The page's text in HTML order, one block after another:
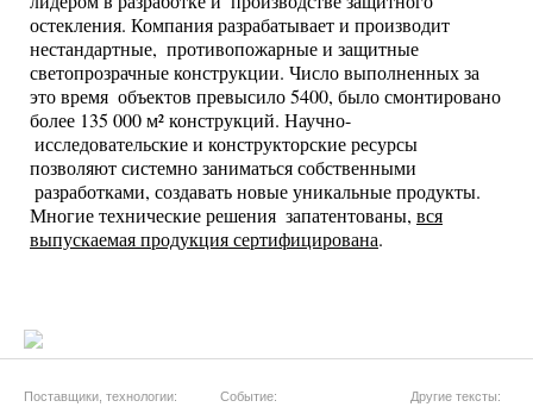
остекления. Компания разрабатывает и производит
нестандартные, противопожарные и защитные
светопрозрачные конструкции. Число выполненных за
это время объектов превысило 5400, было смонтировано
более 135 000 м² конструкций. Научно-
исследовательские и конструкторские ресурсы
позволяют системно заниматься собственными
разработками, создавать новые уникальные продукты.
Многие технические решения запатентованы, вся
выпускаемая продукция сертифицирована.
Поставщики, технологии:
Событие:
Другие тексты: